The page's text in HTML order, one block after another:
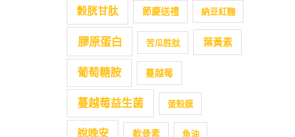
穀胱甘肽 節慶送禮 納豆紅麴
膠原蛋白 苦瓜胜肽 葉黃素
葡萄糖胺 蔓越莓
蔓越莓益生菌 蛋殼膜
說晚安 軟骨素 魚油